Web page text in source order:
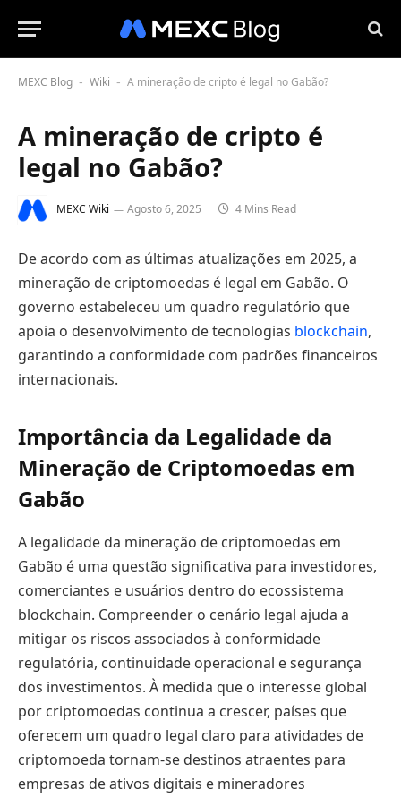
MEXC Blog - Wiki - A mineração de cripto é legal no Gabão?
A mineração de cripto é
legal no Gabão?
MEXC Wiki Agosto 6, 2025 4 Mins Read
De acordo com as últimas atualizações em 2025, a
mineração de criptomoedas é legal em Gabão. O
governo estabeleceu um quadro regulatório que
apoia o desenvolvimento de tecnologias blockchain,
garantindo a conformidade com padrões financeiros
internacionais.
Importância da Legalidade da
Mineração de Criptomoedas em
Gabão
A legalidade da mineração de criptomoedas em
Gabão é uma questão significativa para investidores,
comerciantes e usuários dentro do ecossistema
blockchain. Compreender o cenário legal ajuda a
mitigar os riscos associados à conformidade
regulatória, continuidade operacional e segurança
dos investimentos. À medida que o interesse global
por criptomoedas continua a crescer, países que
oferecem um quadro legal claro para atividades de
criptomoeda tornam-se destinos atraentes para
empresas de ativos digitais e mineradores